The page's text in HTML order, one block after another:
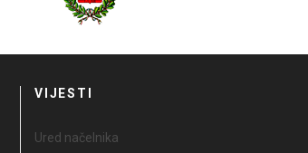
VIJESTI
Ured načelnika